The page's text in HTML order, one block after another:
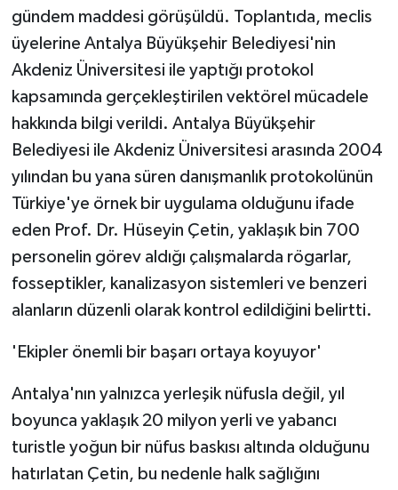
gündem maddesi görüşüldü. Toplantıda, meclis
üyelerine Antalya Büyükşehir Belediyesi'nin
Akdeniz Üniversitesi ile yaptığı protokol
kapsamında gerçekleştirilen vektörel mücadele
hakkında bilgi verildi. Antalya Büyükşehir
Belediyesi ile Akdeniz Üniversitesi arasında 2004
yılından bu yana süren danışmanlık protokolünün
Türkiye'ye örnek bir uygulama olduğunu ifade
eden Prof. Dr. Hüseyin Çetin, yaklaşık bin 700
personelin görev aldığı çalışmalarda rögarlar,
fosseptikler, kanalizasyon sistemleri ve benzeri
alanların düzenli olarak kontrol edildiğini belirtti.
'Ekipler önemli bir başarı ortaya koyuyor'
Antalya'nın yalnızca yerleşik nüfusla değil, yıl
boyunca yaklaşık 20 milyon yerli ve yabancı
turistle yoğun bir nüfus baskısı altında olduğunu
hatırlatan Çetin, bu nedenle halk sağlığını
Yerel Haberler